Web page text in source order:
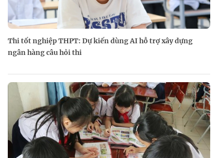
Thi tốt nghiệp THPT: Dự kiến dùng AI hỗ trợ xây dựng
ngân hàng câu hỏi thi